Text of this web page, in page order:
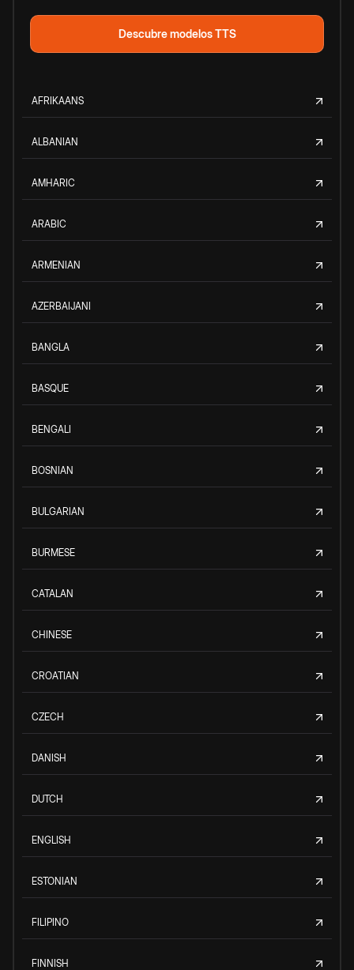
Descubre modelos TTS
AFRIKAANS
ALBANIAN
AMHARIC
ARABIC
ARMENIAN
AZERBAIJANI
BANGLA
BASQUE
BENGALI
BOSNIAN
BULGARIAN
BURMESE
CATALAN
CHINESE
CROATIAN
CZECH
DANISH
DUTCH
ENGLISH
ESTONIAN
FILIPINO
FINNISH